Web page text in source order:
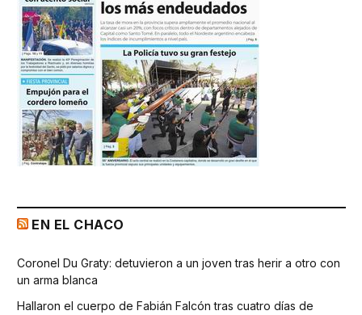
EN EL CHACO
Coronel Du Graty: detuvieron a un joven tras herir a otro con
un arma blanca
Hallaron el cuerpo de Fabián Falcón tras cuatro días de